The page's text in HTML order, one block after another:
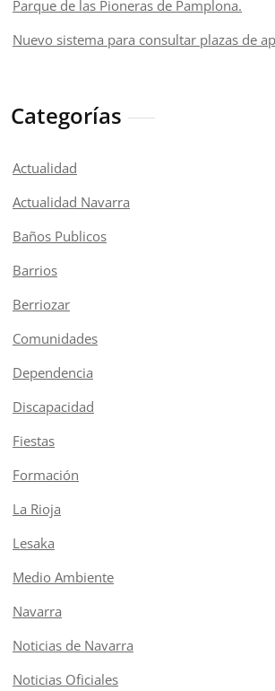
Parque de las Pioneras de Pamplona.
Nuevo sistema para consultar plazas de
Categorías
Actualidad
Actualidad Navarra
Baños Publicos
Barrios
Berriozar
Comunidades
Dependencia
Discapacidad
Fiestas
Formación
La Rioja
Lesaka
Medio Ambiente
Navarra
Noticias de Navarra
Noticias Oficiales